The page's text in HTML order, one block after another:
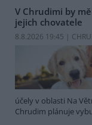
V Chrudimi by
jejich chovatele
8.8.2026 19:45 |
účely v oblasti Na
Chrudim plánuje